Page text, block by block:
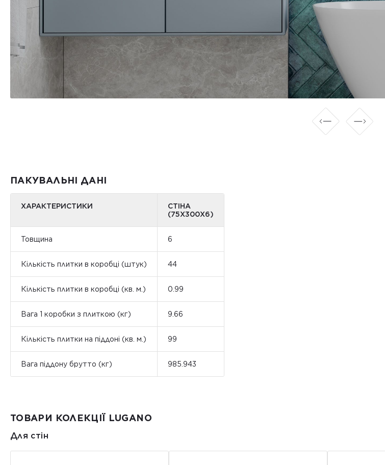
ПАКУВАЛЬНІ ДАНІ
ХАРАКТЕРИСТИКИ
СТІНА
(75X300X6)
Товщина 6
Кількість плитки в коробці (штук) 44
Кількість плитки в коробці (кв. м.) 0.99
Вага 1 коробки з плиткою (кг) 9.66
Кількість плитки на піддоні (кв. м.) 99
Вага піддону брутто (кг) 985.943
ТОВАРИ КОЛЕКЦІЇ LUGANO
Для стін